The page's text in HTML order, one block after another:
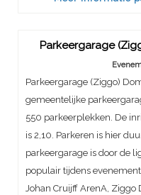
Parkeergarage
Parkeergarage (Ziggo)
gemeentelijke
550 parkeerplekken. De
is 2,10. Parkeren is hier
parkeergarage is door de
populair tijdens
Johan Cruijff ArenA, Ziggo